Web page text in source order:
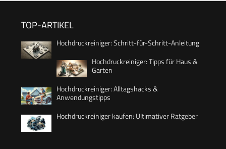
TOP-ARTIKEL
Hochdruckreiniger: Schritt-für-Schritt-Anleitung
Hochdruckreiniger: Tipps für Haus &
Garten
Hochdruckreiniger: Alltagshacks &
Anwendungstipps
Hochdruckreiniger kaufen: Ultimativer Ratgeber